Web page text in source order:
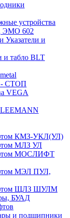
устройства
ЭМО 602
Указатели и
и табло BLT
- СТОП
VEGA
КМЗ-УКЛ(УЛ)
МЛЗ УЛ
МОСЛИФТ
МЭЛ ПУЛ,
ЩЛЗ ШУЛМ
БУАД
и подшипники